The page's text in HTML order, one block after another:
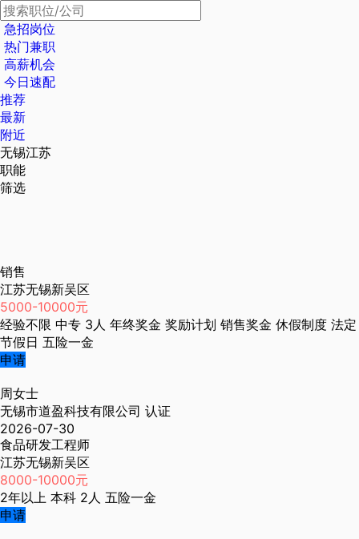
急招岗位
热门兼职
高薪机会
今日速配
推荐
最新
附近
无锡江苏
职能
筛选
销售
江苏无锡新吴区
5000-10000元
经验不限 中专 3人 年终奖金 奖励计划 销售奖金 休假制度 法定
节假日 五险一金
申请
周女士
无锡市道盈科技有限公司 认证
2026-07-30
食品研发工程师
江苏无锡新吴区
8000-10000元
2年以上 本科 2人 五险一金
申请